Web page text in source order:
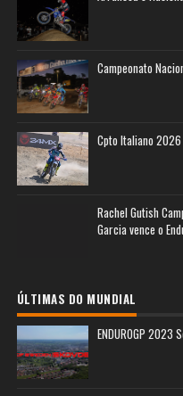
Campeonato
Cpto Italiano
Rachel Gutish
Garcia vence o
ÚLTIMAS DO MUNDIAL
ENDUROGP 2023